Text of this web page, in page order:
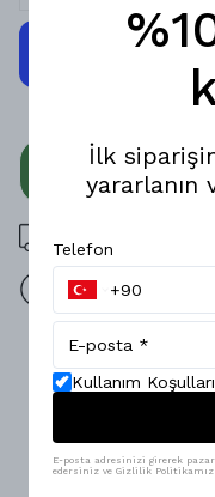
3000 TL üzeri
14 gün içinde iade
Ürün
Küba, sokak
çıkıyor! Hem şıklığı
ayakkabı, %100 ithal
kauçuk tabanı,
getirirken, uzun süreli
İlk
yararlanın
Telefon
Kullanım
E-posta adresinizi girerek
edersiniz ve Gizlilik